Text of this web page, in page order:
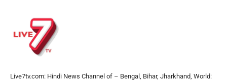
Live7tv.com: Hindi News Channel of – Bengal, Bihar, Jharkhand, World: